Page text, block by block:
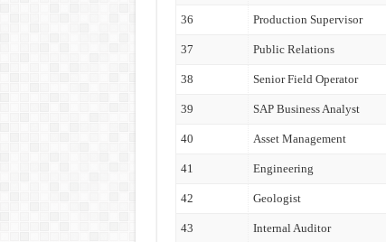
36 Production Supervisor
37 Public Relations
38 Senior Field Operator
39 SAP Business Analyst
40 Asset Management
41 Engineering
42 Geologist
43 Internal Auditor